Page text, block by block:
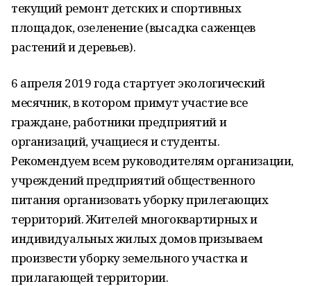
текущий ремонт детских и спортивных
площадок, озеленение (высадка саженцев
растений и деревьев).
6 апреля 2019 года стартует экологический
месячник, в котором примут участие все
граждане, работники предприятий и
организаций, учащиеся и студенты.
Рекомендуем всем руководителям организации,
учреждений предприятий общественного
питания организовать уборку прилегающих
территорий. Жителей многоквартирных и
индивидуальных жилых домов призываем
произвести уборку земельного участка и
прилагающей территории.